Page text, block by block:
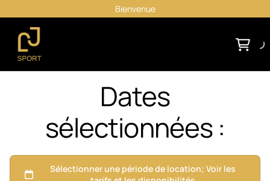
Bienvenue
Dates
sélectionnées :